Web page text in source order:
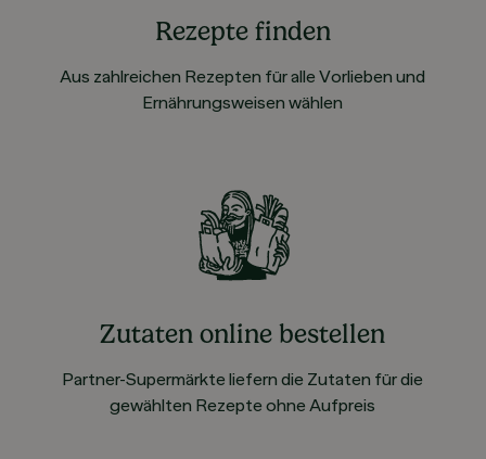
Rezepte finden
Aus zahlreichen Rezepten für alle Vorlieben und
Ernährungsweisen wählen
Zutaten online bestellen
Partner-Supermärkte liefern die Zutaten für die
gewählten Rezepte ohne Aufpreis